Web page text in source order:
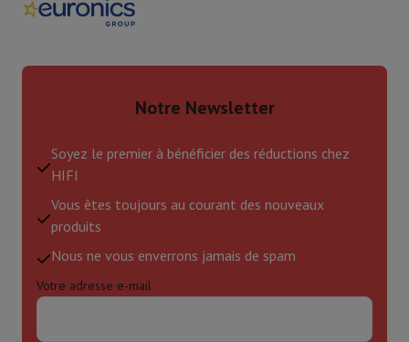
Notre Newsletter
Soyez le premier à bénéficier des réductions chez
HIFI
Vous êtes toujours au courant des nouveaux
produits
Nous ne vous enverrons jamais de spam
Votre adresse e-mail